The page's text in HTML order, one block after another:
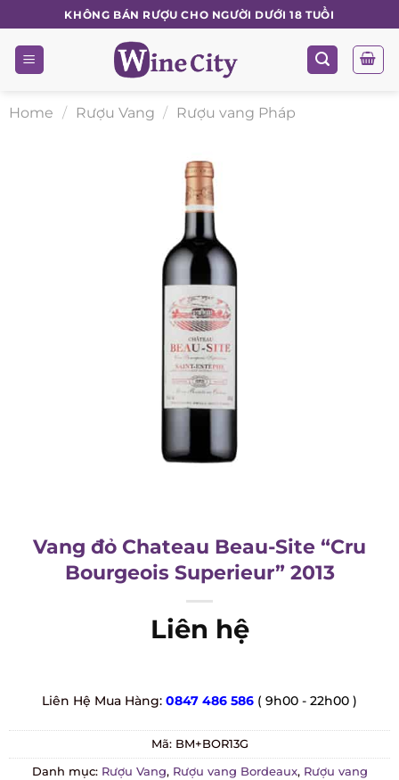
to
content
KHÔNG BÁN RƯỢU CHO NGƯỜI DƯỚI 18 TUỔI
Home / Rượu Vang / Rượu vang Pháp
Vang đỏ Chateau Beau-Site “Cru
Bourgeois Superieur” 2013
Liên hệ
Liên Hệ Mua Hàng: 0847 486 586 ( 9h00 - 22h00 )
Mã: BM+BOR13G
Danh mục: Rượu Vang, Rượu vang Bordeaux, Rượu vang